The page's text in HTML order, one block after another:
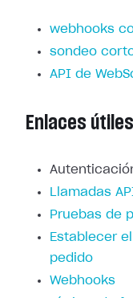
webhooks
sondeo
API de
Enlaces útiles
Llamadas
Pruebas de
Establecer
pedido
Webhooks